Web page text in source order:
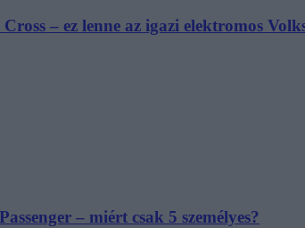
– ez lenne az igazi elektromos
– miért csak 5 személyes?